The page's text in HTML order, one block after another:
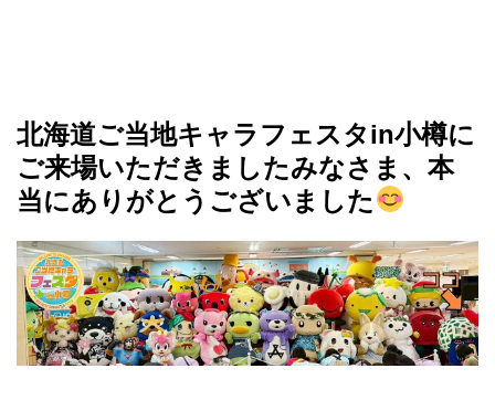
北海道ご当地キャラフェスタin小樽に
ご来場いただきましたみなさま、本
当にありがとうございました